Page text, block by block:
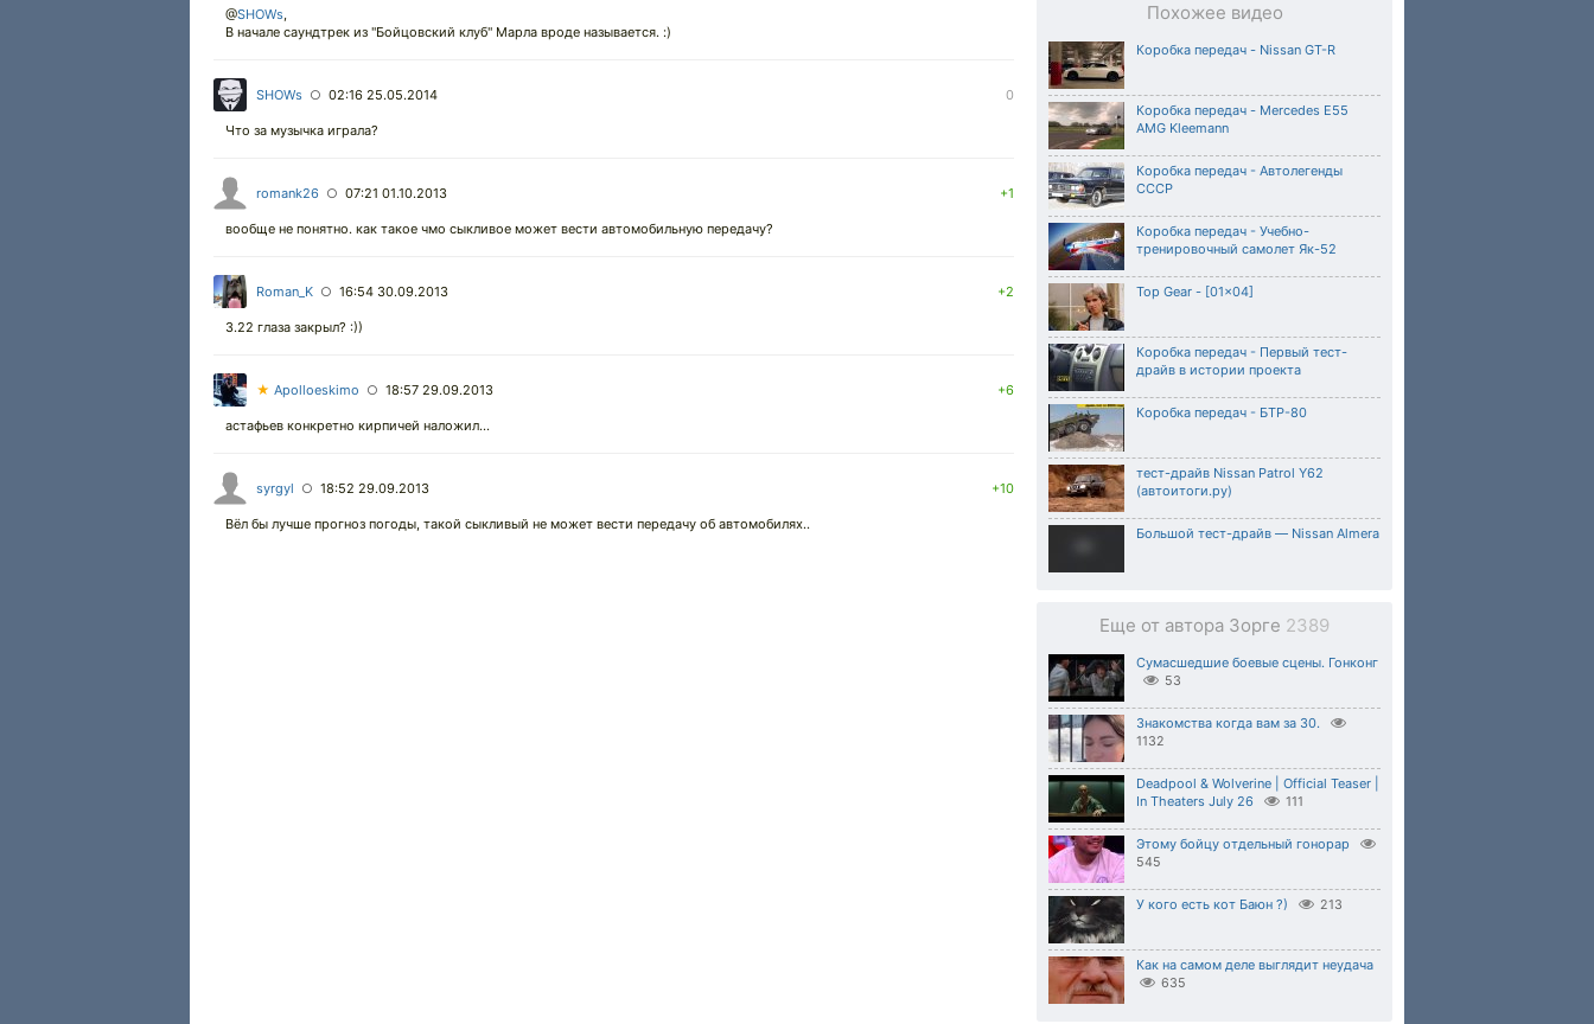
00:00
00:00
06:22
2x
1.5x
Похожее видео
Коробка передач - Nissan GT-R
Коробка передач - Mercedes E55
AMG Kleemann
Коробка передач - Автолегенды
СССР
Коробка передач - Учебно-
тренировочный самолет Як-52
Top Gear - [01x04]
Коробка передач - Первый тест-
драйв в истории проекта
Коробка передач - БТР-80
тест-драйв Nissan Patrol Y62
(автоитоги.ру)
Большой тест-драйв — Nissan Almera
Еще от автора Зорге 2389
Сумасшедшие боевые сцены. Гонконг
53
Знакомства когда вам за 30.
1132
Deadpool & Wolverine | Official Teaser |
In Theaters July 26
111
Этому бойцу отдельный гонорар
545
У кого есть кот Баюн ?) 213
Как на самом деле выглядит неудача
635
@SHOWs,
В начале саундтрек из "Бойцовский клуб" Марла вроде называется. :)
SHOWs ○ 02:16 25.05.2014 0
Что за музычка играла?
romank26 ○ 07:21 01.10.2013 +1
вообще не понятно. как такое чмо сыкливое может вести автомобильную передачу?
Roman_K ○ 16:54 30.09.2013 +2
3.22 глаза закрыл? :))
★ Apolloeskimo ○ 18:57 29.09.2013 +6
астафьев конкретно кирпичей наложил...
syrgyl ○ 18:52 29.09.2013 +10
Вёл бы лучше прогноз погоды, такой сыкливый не может вести передачу об автомобилях..